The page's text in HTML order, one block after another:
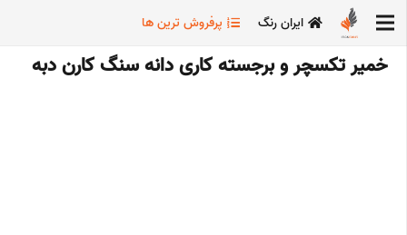
ایران رنگ پرفروش ترین ها
خمیر تکسچر و برجسته کاری دانه سنگ کارن دبه